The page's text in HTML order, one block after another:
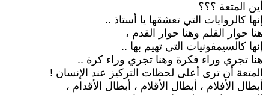
أين المتعة ؟؟؟
إنها كالروايات التي تعشقها يا أستاذ ..
هنا حوار القلم وهنا حوار القدم ،
إنها كالسيمفونيات التي تهيم بها ..
هنا تجري وراء فكرة وهنا تجري وراء كرة ..
المتعة أن ترى أعلى لحظات التركيز عند الإنسان !
أبطال الأفلام ، أبطال الأقلام ، أبطال الأقدام ،